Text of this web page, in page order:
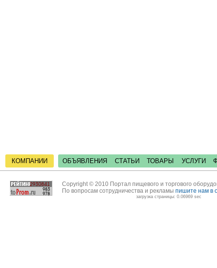
КОМПАНИИ ОБЪЯВЛЕНИЯ СТАТЬИ ТОВАРЫ УСЛУГИ
Copyright © 2010 Портал пищевого и торгового
По вопросам сотрудничества и рекламы пишите нам в
загрузка страницы: 0.06969 sec